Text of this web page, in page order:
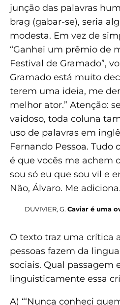
junção das palavras
brag (gabar-se), seria
modesta. Em vez de
“Ganhei um prêmio de
Festival de Gramado”,
Gramado está muito
terem uma ideia, me
melhor ator.” Atenção:
vaidoso, toda coluna
uso de palavras em
Fernando Pessoa. Tudo
é que vocês me achem
sou só eu que sou vil e
Não, Álvaro. Me adiciona.
DUVIVIER, G. Caviar é uma
O texto traz uma crítica
pessoas fazem da
sociais. Qual passagem
linguisticamente essa
A) “‘Nunca conheci